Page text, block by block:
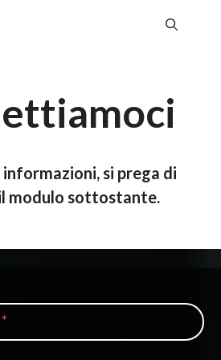
si prega di
modulo sottostante.
*